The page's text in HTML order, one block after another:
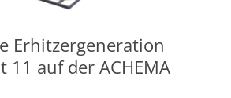
Erhitzergeneration
11 auf der ACHEMA